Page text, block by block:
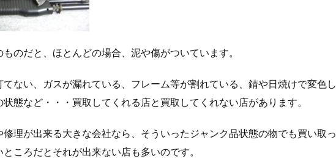
のだと、ほとんどの場合、泥や傷がついています。
ない、ガスが漏れている、フレーム等が割れている、錆や日焼けで変色し
態など・・・買取してくれる店と買取してくれない店があります。
修理が出来る大きな会社なら、そういったジャンク品状態の物でも買い取っ
ころだとそれが出来ない店も多いのです。